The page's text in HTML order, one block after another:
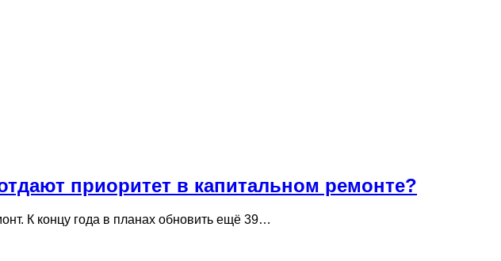
приоритет в капитальном ремонте?
К концу года в планах обновить ещё 39…